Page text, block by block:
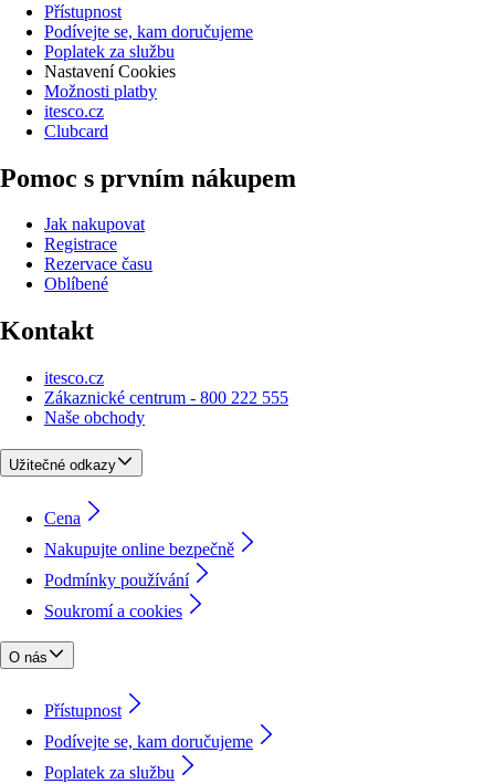
Přístupnost
Podívejte se, kam doručujeme
Poplatek za službu
Nastavení Cookies
Možnosti platby
itesco.cz
Clubcard
Pomoc s prvním nákupem
Jak nakupovat
Registrace
Rezervace času
Oblíbené
Kontakt
itesco.cz
Zákaznické centrum - 800 222 555
Naše obchody
Užitečné odkazy
Cena
Nakupujte online bezpečně
Podmínky používání
Soukromí a cookies
O nás
Přístupnost
Podívejte se, kam doručujeme
Poplatek za službu